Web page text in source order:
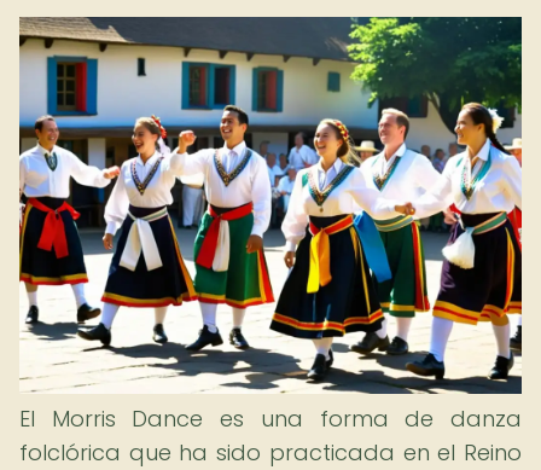
El Morris Dance es una forma de danza
folclórica que ha sido practicada en el Reino